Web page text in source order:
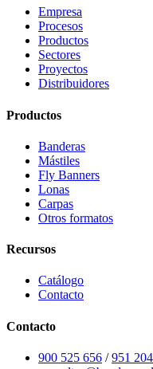
Empresa
Procesos
Productos
Sectores
Proyectos
Distribuidores
Productos
Banderas
Mástiles
Fly Banners
Lonas
Carpas
Otros formatos
Recursos
Catálogo
Contacto
Contacto
900 525 656 / 951